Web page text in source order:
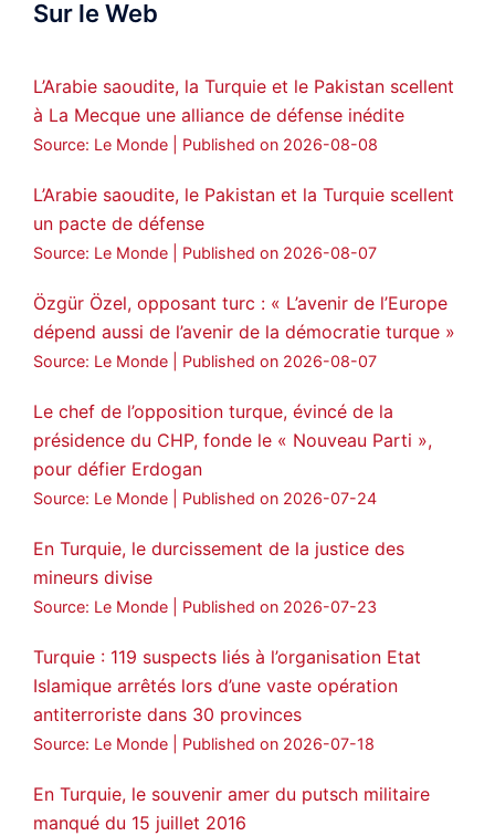
ܟܫܝܪܘܬܐ ܒܘܠܝܬܐ ܚܘܪܐ ܐܒܓܪ
Amitiés kurdes de Bretagne a retweeté
MedyaNews @medyanews_ · 24 Jan 2025
statement on Abdullah Öcalan meeting
#AbdullahÖcalan #PeaceProcess
🔗https://medyanews.rs/h4lwBwQ
3 2 Twitter
Voir plus...
Sur le Web
L’Arabie saoudite, la Turquie et le Pakistan scellent
à La Mecque une alliance de défense inédite
Source: Le Monde Published on 2026-08-08
L’Arabie saoudite, le Pakistan et la Turquie scellent
un pacte de défense
Source: Le Monde Published on 2026-08-07
Özgür Özel, opposant turc : « L’avenir de l’Europe
dépend aussi de l’avenir de la démocratie turque »
Source: Le Monde Published on 2026-08-07
Le chef de l’opposition turque, évincé de la
présidence du CHP, fonde le « Nouveau Parti »,
pour défier Erdogan
Source: Le Monde Published on 2026-07-24
En Turquie, le durcissement de la justice des
mineurs divise
Source: Le Monde Published on 2026-07-23
Turquie : 119 suspects liés à l’organisation Etat
Islamique arrêtés lors d’une vaste opération
antiterroriste dans 30 provinces
Source: Le Monde Published on 2026-07-18
En Turquie, le souvenir amer du putsch militaire
manqué du 15 juillet 2016